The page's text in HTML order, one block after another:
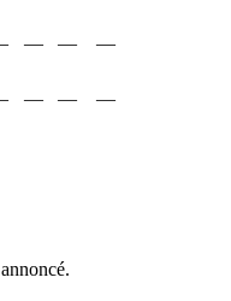
— —
—
— —
—